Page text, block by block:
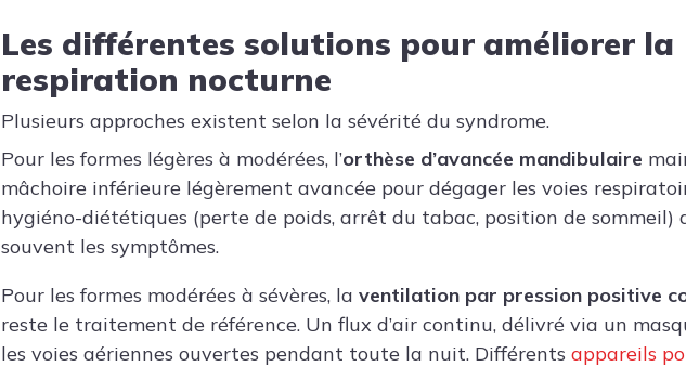
Les différentes solutions pour améliorer la
respiration nocturne
Plusieurs approches existent selon la sévérité du syndrome.
Pour les formes légères à modérées, l’orthèse d’avancée mandibulaire
mâchoire inférieure légèrement avancée pour dégager les voies
hygiéno-diététiques (perte de poids, arrêt du tabac, position de sommeil)
souvent les symptômes.
Pour les formes modérées à sévères, la ventilation par pression positive
reste le traitement de référence. Un flux d’air continu, délivré via un
les voies aériennes ouvertes pendant toute la nuit. Différents appareils